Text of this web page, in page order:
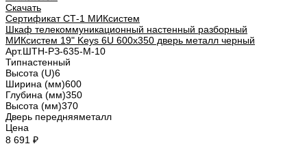
Скачать
Сертификат СТ-1 МИКсистем
Шкаф телекоммуникационный настенный разборный
МИКсистем 19" Keys 6U 600x350 дверь металл черный
Арт.ШТН-РЗ-635-М-10
Типнастенный
Высота (U)6
Ширина (мм)600
Глубина (мм)350
Высота (мм)370
Дверь передняяметалл
Цена
8 691 ₽